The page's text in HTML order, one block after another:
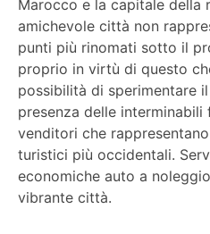
Marocco e la capitale della
amichevole città non
punti più rinomati sotto il
proprio in virtù di questo
possibilità di sperimentare
presenza delle
venditori che
turistici più occidentali.
economiche auto a
vibrante città.